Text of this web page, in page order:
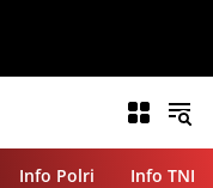
Info Polri Info TNI